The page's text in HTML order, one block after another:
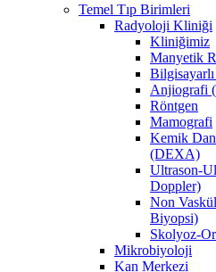
Temel Tıp Birimleri
Radyoloji Kliniği
Kliniğimiz
Manyetik
Anjiografi
Röntgen
Mamografi
Kemik
(DEXA)
Ultrason-
Doppler)
Non
Biyopsi)
Skolyoz-
Mikrobiyoloji
Kan Merkezi